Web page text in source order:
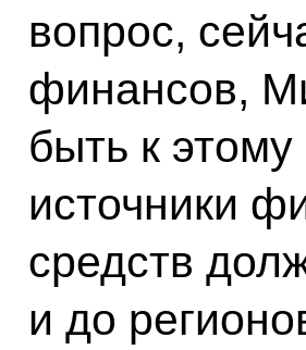
вопрос,
финансов,
быть к
источники
средств
и до